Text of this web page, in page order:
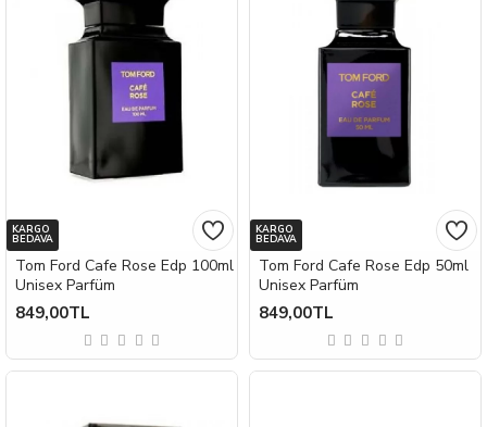
KARGO
BEDAVA
Tom Ford Cafe Rose Edp 100ml
Unisex Parfüm
849,00TL
KARGO
BEDAVA
Tom Ford Cafe Rose Edp 50ml
Unisex Parfüm
849,00TL